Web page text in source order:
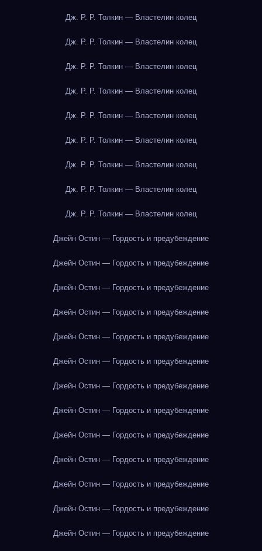
Дж. Р. Р. Толкин — Властелин колец
Дж. Р. Р. Толкин — Властелин колец
Дж. Р. Р. Толкин — Властелин колец
Дж. Р. Р. Толкин — Властелин колец
Дж. Р. Р. Толкин — Властелин колец
Дж. Р. Р. Толкин — Властелин колец
Дж. Р. Р. Толкин — Властелин колец
Дж. Р. Р. Толкин — Властелин колец
Дж. Р. Р. Толкин — Властелин колец
Джейн Остин — Гордость и предубеждение
Джейн Остин — Гордость и предубеждение
Джейн Остин — Гордость и предубеждение
Джейн Остин — Гордость и предубеждение
Джейн Остин — Гордость и предубеждение
Джейн Остин — Гордость и предубеждение
Джейн Остин — Гордость и предубеждение
Джейн Остин — Гордость и предубеждение
Джейн Остин — Гордость и предубеждение
Джейн Остин — Гордость и предубеждение
Джейн Остин — Гордость и предубеждение
Джейн Остин — Гордость и предубеждение
Джейн Остин — Гордость и предубеждение